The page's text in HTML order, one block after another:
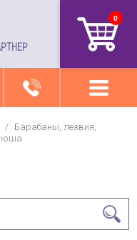
0
/
Барабаны, лезвия,